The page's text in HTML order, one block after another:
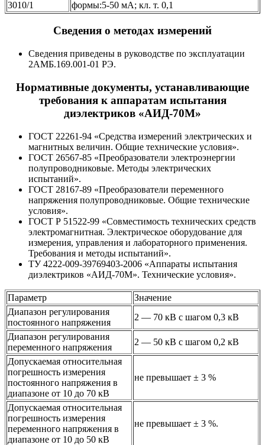
3010/1 формы:5-50 мА; кл. т. 0,1
Сведения о методах измерений
Сведения приведены в руководстве по эксплуатации
2АМБ.169.001-01 РЭ.
Нормативные документы, устанавливающие
требования к аппаратам испытания
диэлектриков «АИД-70М»
ГОСТ 22261-94 «Средства измерений электрических и
магнитных величин. Общие технические условия».
ГОСТ 26567-85 «Преобразователи электроэнергии
полупроводниковые. Методы электрических
испытаний».
ГОСТ 28167-89 «Преобразователи переменного
напряжения полупроводниковые. Общие технические
условия».
ГОСТ Р 51522-99 «Совместимость технических средств
электромагнитная. Электрическое оборудование для
измерения, управления и лабораторного применения.
Требования и методы испытаний».
ТУ 4222-009-39769403-2006 «Аппараты испытания
диэлектриков «АИД-70М». Технические условия».
Параметр
Значение
Диапазон регулирования
постоянного напряжения
2 — 70 кВ с шагом 0,3 кВ
Диапазон регулирования
переменного напряжения
2 — 50 кВ с шагом 0,2 кВ
Допускаемая относительная
погрешность измерения
постоянного напряжения в
диапазоне от 10 до 70 кВ
не превышает ± 3 %
Допускаемая относительная
погрешность измерения
переменного напряжения в
диапазоне от 10 до 50 кВ
не превышает ± 3 %.